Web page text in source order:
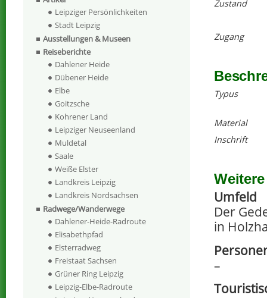
Zustand
Zugang
Typus
Material
Inschrift
Umfeld
Der
in
–
Leipziger Persönlichkeiten
Stadt Leipzig
Ausstellungen & Museen
Reiseberichte
Dahlener Heide
Dübener Heide
Elbe
Goitzsche
Kohrener Land
Leipziger Neuseenland
Muldetal
Saale
Weiße Elster
Landkreis Leipzig
Landkreis Nordsachsen
Radwege/Wanderwege
Dahlener-Heide-Radroute
Elisabethpfad
Elsterradweg
Freistaat Sachsen
Grüner Ring Leipzig
Leipzig-Elbe-Radroute